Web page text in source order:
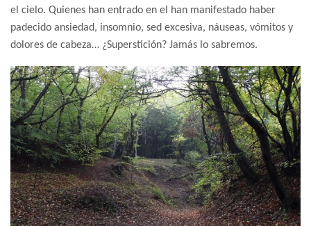
el cielo. Quienes han entrado en el han manifestado haber
padecido ansiedad, insomnio, sed excesiva, náuseas, vómitos y
dolores de cabeza… ¿Superstición? Jamás lo sabremos.